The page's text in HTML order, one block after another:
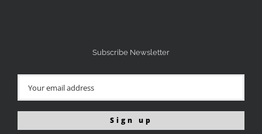
Subscribe Newsletter